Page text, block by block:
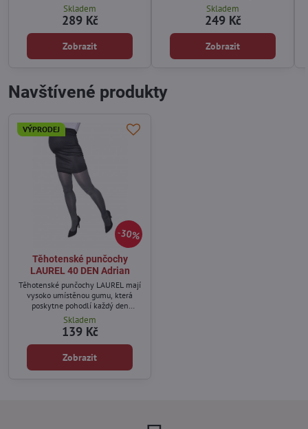
Skladem
289 Kč
Zobrazit
Skladem
249 Kč
Zobrazit
Navštívené produkty
30%
VÝPRODEJ
Těhotenské punčochy
LAUREL 40 DEN Adrian
Těhotenské punčochy LAUREL mají
vysoko umístěnou gumu, která
poskytne pohodlí každý den
těhotenství.
Skladem
139 Kč
Zobrazit